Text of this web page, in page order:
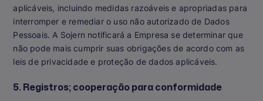
aplicáveis, incluindo medidas razoáveis e apropriadas para
interromper e remediar o uso não autorizado de Dados
Pessoais. A Sojern notificará a Empresa se determinar que
não pode mais cumprir suas obrigações de acordo com as
leis de privacidade e proteção de dados aplicáveis.
5. Registros; cooperação para conformidade